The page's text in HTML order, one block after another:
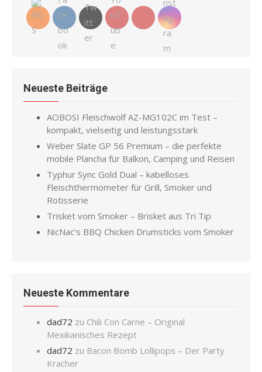
Neueste Beiträge
AOBOSI Fleischwolf AZ-MG102C im Test –
kompakt, vielseitig und leistungsstark
Weber Slate GP 56 Premium – die perfekte
mobile Plancha für Balkon, Camping und Reisen
Typhur Sync Gold Dual – kabelloses
Fleischthermometer für Grill, Smoker und
Rotisserie
Trisket vom Smoker – Brisket aus Tri Tip
NicNac’s BBQ Chicken Drumsticks vom Smoker
Neueste Kommentare
dad72 zu Chili Con Carne – Original
Mexikanisches Rezept
dad72 zu Bacon Bomb Lollipops – Der Party
Kracher